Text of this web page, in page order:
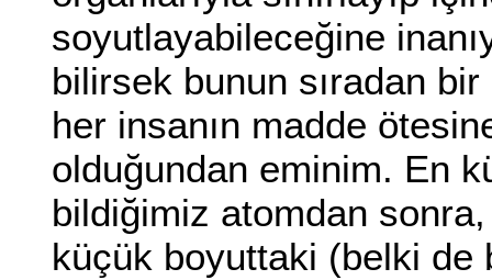
soyutlayabileceğine
bilirsek bunun sıradan
her insanın madde
olduğundan eminim. En
bildiğimiz atomdan
küçük boyuttaki (belki